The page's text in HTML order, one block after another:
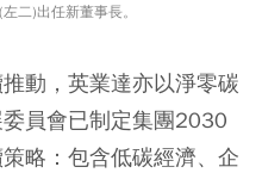
二)出任新董事長。
動，英業達亦以淨零碳
員會已制定集團2030
略：包含低碳經濟、企